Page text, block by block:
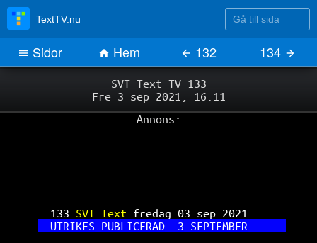
SVT Text TV 133
Fre 3 sep 2021, 16:11
Annons:
133 SVT Text fredag 03 sep 2021
UTRIKES PUBLICERAD 3 SEPTEMBER
TextTV.nu Gå till sida
Sidor Hem 132 134